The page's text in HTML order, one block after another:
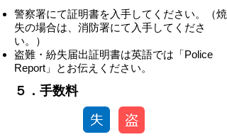
警察署にて証明書を入手してください。（焼
失の場合は、消防署にて入手してくださ
い。）
盗難・紛失届出証明書は英語では「Police
Report」とお伝えください。
​​５．手数料